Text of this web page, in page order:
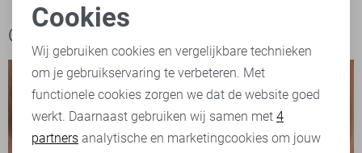
Ook het bekijken waard
Noodzakelijke cookies
Personalisatie cookies
Analytische cookies
Cookies
Wij gebruiken cookies en vergelijkbare technieken
om je gebruikservaring te verbeteren. Met
functionele cookies zorgen we dat de website goed
werkt. Daarnaast gebruiken wij samen met 4
partners analytische en marketingcookies om jouw